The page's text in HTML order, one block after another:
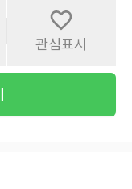
관심표시